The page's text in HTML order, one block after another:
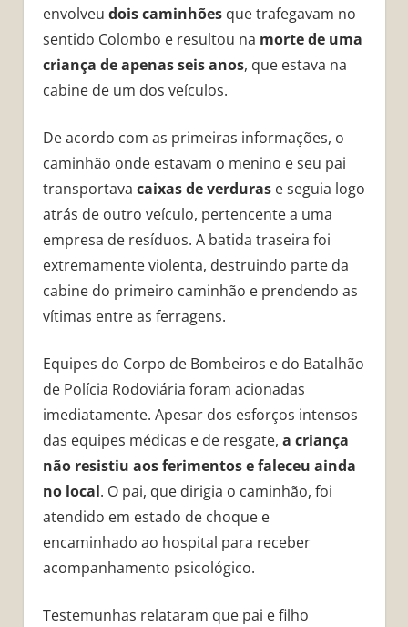
envolveu dois caminhõesque trafegavam no
sentido Colombo e resultou na morte de uma
criança de apenas seis anos, que estava na
cabine de um dos veículos.
De acordo com as primeiras informações, o
caminhão onde estavam o menino e seu pai
transportava caixas de verdurase seguia logo
atrás de outro veículo, pertencente a uma
empresa de resíduos. A batida traseira foi
extremamente violenta, destruindo parte da
cabine do primeiro caminhão e prendendo as
vítimas entre as ferragens.
Equipes do Corpo de Bombeiros e do Batalhão
de Polícia Rodoviária foram acionadas
imediatamente. Apesar dos esforços intensos
das equipes médicas e de resgate, a criança
não resistiu aos ferimentos e faleceu ainda
no local. O pai, que dirigia o caminhão, foi
atendido em estado de choque e
encaminhado ao hospital para receber
acompanhamento psicológico.
Testemunhas relataram que pai e filho